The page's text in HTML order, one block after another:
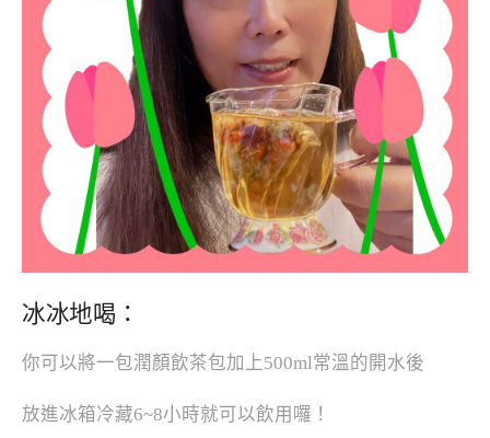
冰冰地喝：
你可以將一包潤顏飲茶包加上500ml常溫的開水後
放進冰箱冷藏6~8小時就可以飲用囉！